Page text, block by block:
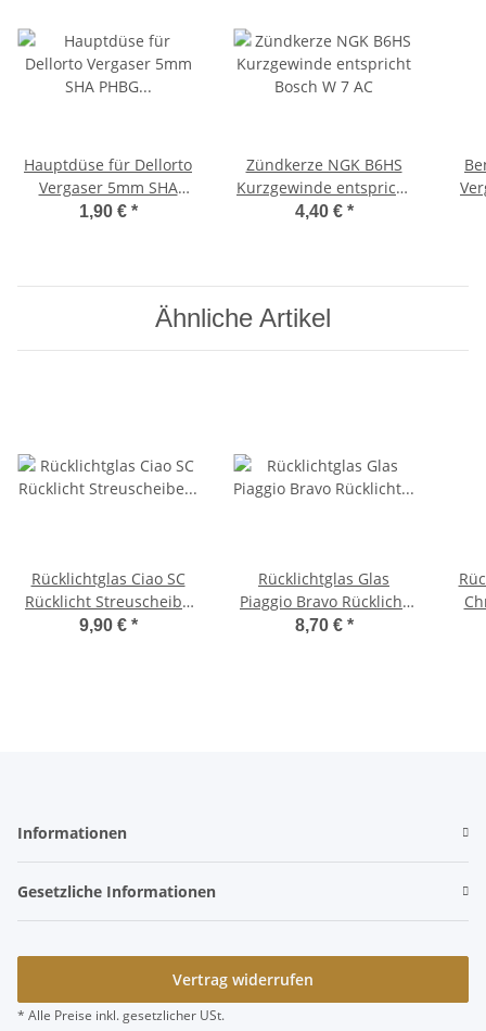
Hauptdüse für Dellorto
Vergaser 5mm SHA
PHBG SHB Gr. 34 - 118
1,90 € *
Zündkerze NGK B6HS
Kurzgewinde entspricht
Bosch W 7 AC
4,40 € *
Ähnliche Artikel
Rücklichtglas Ciao SC
Rücklicht Streuscheibe
Glas Reflektor rot
9,90 € *
Rücklichtglas Glas
Piaggio Bravo Rücklicht
Rückstrahler Reflektor
8,70 € *
Informationen
Gesetzliche Informationen
Vertrag widerrufen
* Alle Preise inkl. gesetzlicher USt.